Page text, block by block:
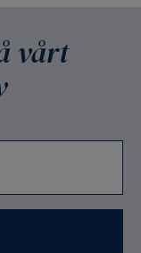
vårt